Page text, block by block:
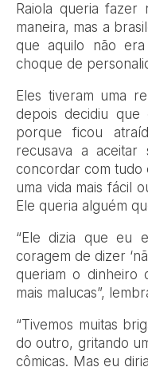
Raiola queria fazer
maneira, mas a
que aquilo não
choque de
Eles tiveram uma
depois decidiu que
porque ficou
recusava a aceitar
concordar com tudo
uma vida mais fácil
Ele queria alguém
“Ele dizia que eu
coragem de dizer
queriam o dinheiro
mais malucas”,
“Tivemos muitas
do outro, gritando
cômicas. Mas eu